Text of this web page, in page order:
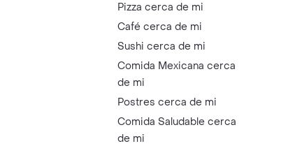
Pizza cerca de mi
Café cerca de mi
Sushi cerca de mi
Comida Mexicana cerca
de mi
Postres cerca de mi
Comida Saludable cerca
de mi